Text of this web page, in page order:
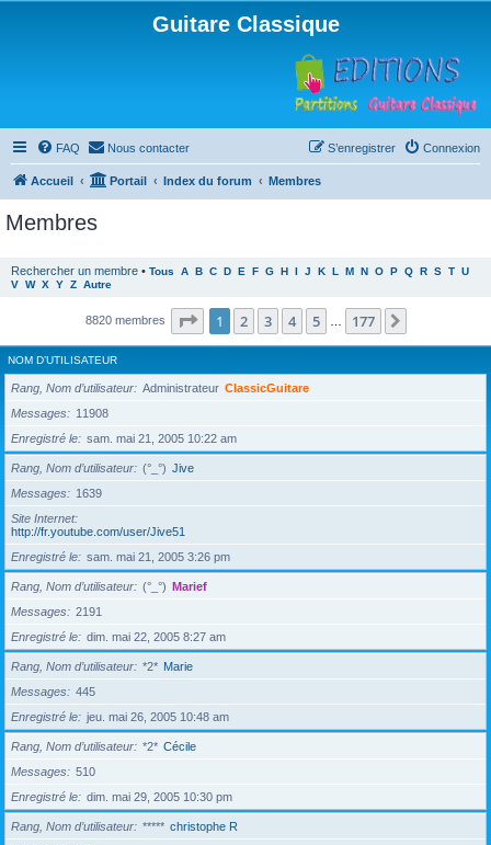
Guitare Classique
FAQ Nous contacter Connexion
S’enregistrer
Accueil Portail Index du forum Membres
Membres
Rechercher un membre • Tous A B C D E F G H I J K L M N O P Q R S T U
V W X Y Z Autre
8820 membres Page 1sur177
1 2 3 4 5 177
NOM D’UTILISATEUR
Rang, Nom d’utilisateur Administrateur ClassicGuitare
Messages
11908
Enregistré le
sam. mai 21, 2005 10:22 am
Rang, Nom d’utilisateur (°_°) Jive
Messages
1639
Site Internet
http://fr.youtube.com/user/Jive51
Enregistré le
sam. mai 21, 2005 3:26 pm
Rang, Nom d’utilisateur (°_°) Marief
Messages
2191
Enregistré le
dim. mai 22, 2005 8:27 am
Rang, Nom d’utilisateur *2* Marie
Messages
445
Enregistré le
jeu. mai 26, 2005 10:48 am
Rang, Nom d’utilisateur *2* Cécile
Messages
510
Enregistré le
dim. mai 29, 2005 10:30 pm
Rang, Nom d’utilisateur ***** christophe R